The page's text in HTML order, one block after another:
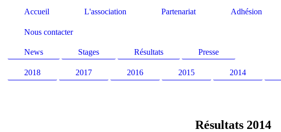
Accueil L'association Partenariat Adhésion
Nous contacter
News Stages Résultats Presse
2018 2017 2016 2015 2014
Résultats 2014